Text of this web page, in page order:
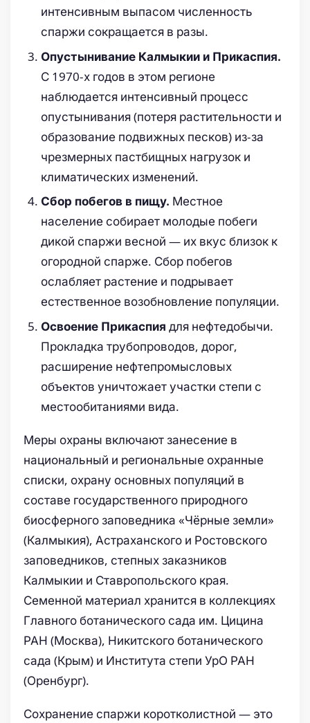
интенсивным выпасом численность
спаржи сокращается в разы.
Опустынивание Калмыкии и Прикаспия.
С 1970-х годов в этом регионе
наблюдается интенсивный процесс
опустынивания (потеря растительности и
образование подвижных песков) из-за
чрезмерных пастбищных нагрузок и
климатических изменений.
Сбор побегов в пищу. Местное
население собирает молодые побеги
дикой спаржи весной — их вкус близок к
огородной спарже. Сбор побегов
ослабляет растение и подрывает
естественное возобновление популяции.
Освоение Прикаспия для нефтедобычи.
Прокладка трубопроводов, дорог,
расширение нефтепромысловых
объектов уничтожает участки степи с
местообитаниями вида.
Меры охраны включают занесение в
национальный и региональные охранные
списки, охрану основных популяций в
составе государственного природного
биосферного заповедника «Чёрные земли»
(Калмыкия), Астраханского и Ростовского
заповедников, степных заказников
Калмыкии и Ставропольского края.
Семенной материал хранится в коллекциях
Главного ботанического сада им. Цицина
РАН (Москва), Никитского ботанического
сада (Крым) и Института степи УрО РАН
(Оренбург).
Сохранение спаржи коротколистной — это